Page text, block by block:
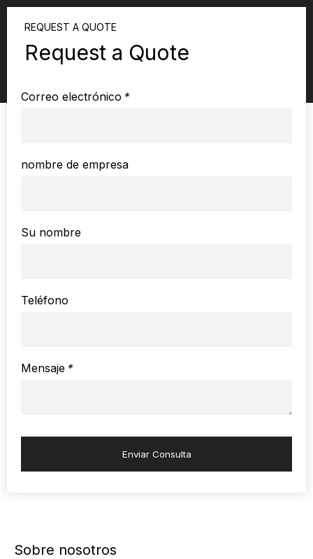
REQUEST A QUOTE
Request a Quote
*
Correo electrónico
nombre de empresa
Su nombre
Teléfono
*
Mensaje
Enviar Consulta
Sobre nosotros